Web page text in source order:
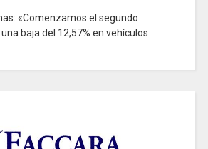
«Comenzamos el segundo
baja del 12,57% en vehículos